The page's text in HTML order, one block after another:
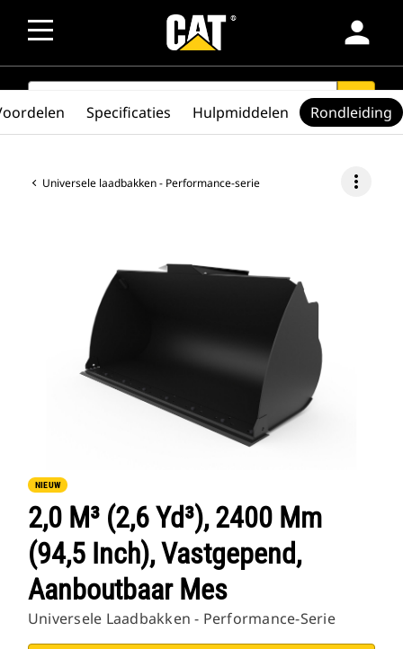
person
SEARCH search
Universele laadbakken - Performance-serie more_vert
NIEUW
2,0 M³ (2,6 Yd³), 2400 Mm
(94,5 Inch), Vastgepend,
Aanboutbaar Mes
Universele Laadbakken - Performance-Serie
Specificaties Hulpmiddelen Rondleiding